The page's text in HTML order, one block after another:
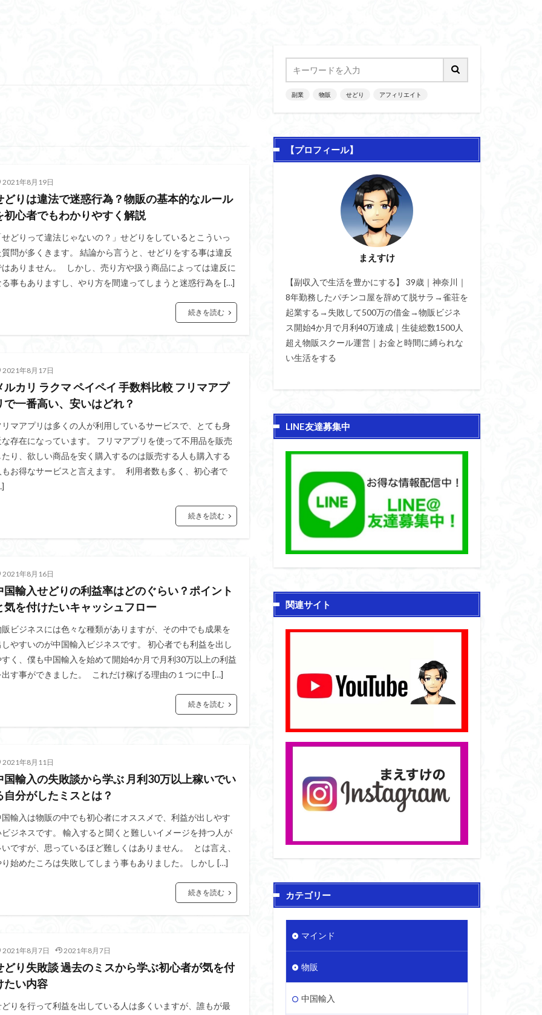
2021年8月19日
どりは違法で迷惑行為？物販の基本的なルール
初心者でもわかりやすく解説
せどりって違法じゃないの？」せどりをしているとこういっ
質問が多くきます。 結論から言うと、せどりをする事は違反
はありません。 しかし、売り方や扱う商品によっては違反に
る事もありますし、やり方を間違ってしまうと迷惑行為を […]
続きを読む
2021年8月17日
ルカリ ラクマ ペイペイ 手数料比較 フリマアプ
で一番高い、安いはどれ？
リマアプリは多くの人が利用しているサービスで、とても身
な存在になっています。 フリマアプリを使って不用品を販売
たり、欲しい商品を安く購入するのは販売する人も購入する
もお得なサービスと言えます。 利用者数も多く、初心者で
続きを読む
2021年8月16日
国輸入せどりの利益率はどのぐらい？ポイント
気を付けたいキャッシュフロー
販ビジネスには色々な種類がありますが、その中でも成果を
しやすいのが中国輸入ビジネスです。 初心者でも利益を出し
すく、僕も中国輸入を始めて開始4か月で月利30万以上の利益
出す事ができました。 これだけ稼げる理由の１つに中 […]
続きを読む
2021年8月11日
国輸入の失敗談から学ぶ 月利30万以上稼いでい
自分がしたミスとは？
国輸入は物販の中でも初心者にオススメで、利益が出しやす
ビジネスです。 輸入すると聞くと難しいイメージを持つ人が
いですが、思っているほど難しくはありません。 とは言え、
り始めたころは失敗してしまう事もありました。 しかし […]
続きを読む
2021年8月7日 2021年8月7日
どり失敗談 過去のミスから学ぶ初心者が気を付
たい内容
どりを行って利益を出している人は多くいますが、誰もが最
副業 物販 せどり アフィリエイト
【プロフィール】
まえすけ
【副収入で生活を豊かにする】 39歳｜神奈川｜
8年勤務したパチンコ屋を辞めて脱サラ→雀荘を
起業する→失敗して500万の借金→物販ビジネ
ス開始4か月で月利40万達成｜生徒総数1500人
超え物販スクール運営｜お金と時間に縛られな
い生活をする
LINE友達募集中
関連サイト
カテゴリー
マインド
物販
中国輸入